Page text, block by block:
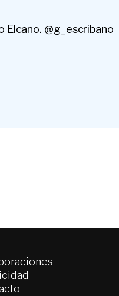
@g_escribano